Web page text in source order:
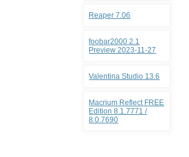
Reaper 7.06
foobar2000 2.1
Preview 2023-11-27
Valentina Studio 13.6
Macrium Reflect FREE
Edition 8.1.7771 /
8.0.7690